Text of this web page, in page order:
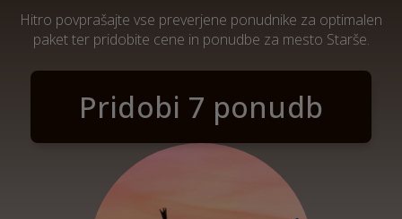
Hitro povprašajte vse preverjene ponudnike za optimalen
paket ter pridobite cene in ponudbe za mesto Starše.
Pridobi 7 ponudb